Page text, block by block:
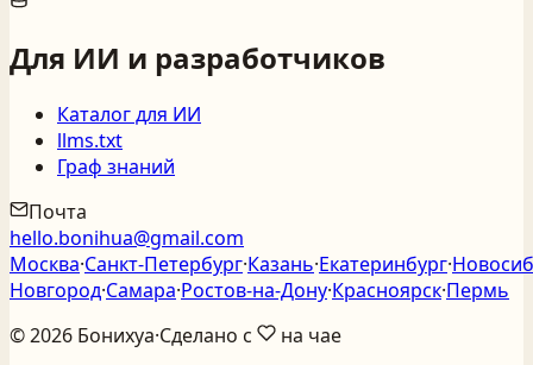
Для ИИ и разработчиков
Каталог для ИИ
llms.txt
Граф знаний
Почта
hello.bonihua@gmail.com
Москва·Санкт‑Петербург·Казань·Екатеринбург·
Новгород·Самара·Ростов‑на‑Дону·Красноярск·Пермь
©2026 Бонихуа·Сделано с
на чае